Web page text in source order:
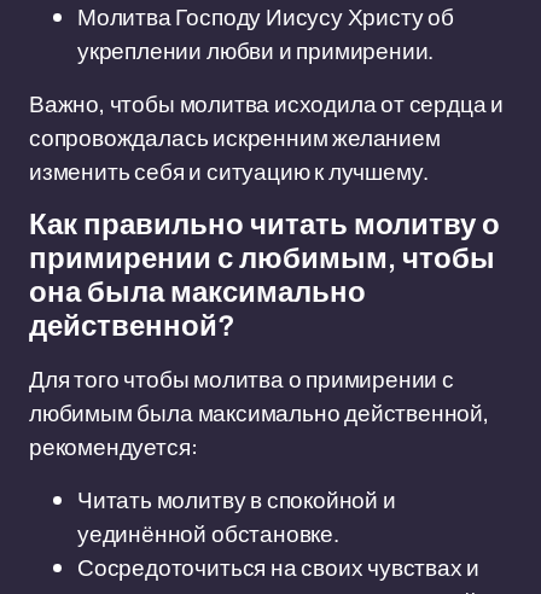
Молитва Господу Иисусу Христу об
укреплении любви и примирении.
Важно, чтобы молитва исходила от сердца и
сопровождалась искренним желанием
изменить себя и ситуацию к лучшему.
Как правильно читать молитву о
примирении с любимым, чтобы
она была максимально
действенной?
Для того чтобы молитва о примирении с
любимым была максимально действенной,
рекомендуется:
Читать молитву в спокойной и
уединённой обстановке.
Сосредоточиться на своих чувствах и